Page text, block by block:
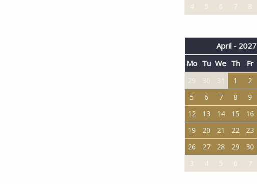
4
5 6 7 8
April - 2027
Mo Tu We Th Fr
29 30 31 1 2
5
6 7 8 9
12
13 14 15 16
19
20 21 22 23
26
27 28 29 30
3
4 5 6 7